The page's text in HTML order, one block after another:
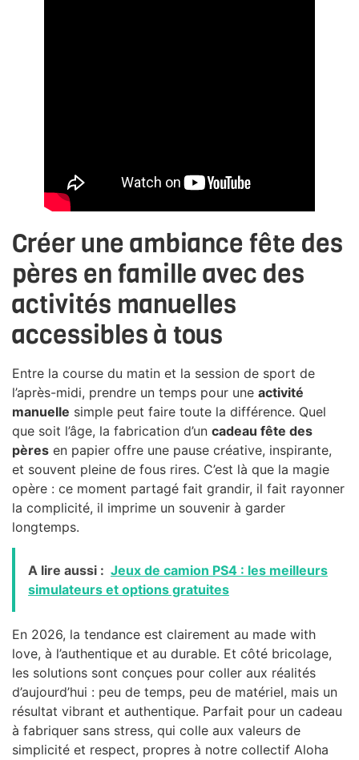
Créer une ambiance fête des
pères en famille avec des
activités manuelles
accessibles à tous
Entre la course du matin et la session de sport de
l’après-midi, prendre un temps pour une activité
manuelle simple peut faire toute la différence. Quel
que soit l’âge, la fabrication d’un cadeau fête des
pères en papier offre une pause créative, inspirante,
et souvent pleine de fous rires. C’est là que la magie
opère : ce moment partagé fait grandir, il fait rayonner
la complicité, il imprime un souvenir à garder
longtemps.
A lire aussi : Jeux de camion PS4 : les meilleurs
simulateurs et options gratuites
En 2026, la tendance est clairement au made with
love, à l’authentique et au durable. Et côté bricolage,
les solutions sont conçues pour coller aux réalités
d’aujourd’hui : peu de temps, peu de matériel, mais un
résultat vibrant et authentique. Parfait pour un cadeau
à fabriquer sans stress, qui colle aux valeurs de
simplicité et respect, propres à notre collectif Aloha